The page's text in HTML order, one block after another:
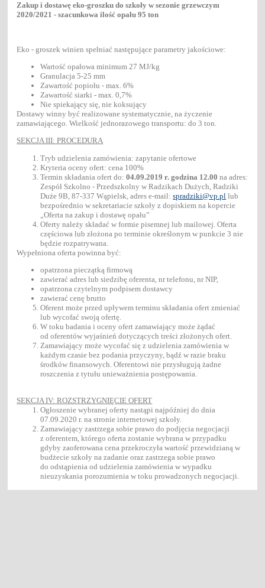
Zakup i dostawę eko-groszku do szkoły w sezonie grzewczym
2020/2021 - szacunkowa ilość opału 95 ton
Eko - groszek winien spełniać następujące parametry jakościowe:
Wartość opałowa minimum 27 MJ/kg
Granulacja 5-25 mm
Zawartość popiołu - max. 6%
Zawartość siarki - max. 0,7%
Nie spiekający się, nie koksujący
Dostawy winny być realizowane systematycznie, na życzenie
zamawiającego. Wielkość jednorazowego transportu: do 3 ton.
SEKCJA III: PROCEDURA
Tryb udzielenia zamówienia: zapytanie ofertowe
Kryteria oceny ofert: cena 100%
Termin składania ofert do:04.09.2019 r. godzina 12.00 na adres:
Zespół Szkolno - Przedszkolny w Radzikach Dużych, Radziki
Duże 9B, 87-337 Wąpielsk, adres e-mail:spradziki@vp.pl lub
bezpośrednio w sekretariacie szkoły z dopiskiem na kopercie
„Oferta na zakup i dostawę opału”
Oferty należy składać w formie pisemnej lub mailowej. Oferta
częściowa lub złożona po terminie określonym w punkcie 3 nie
będzie rozpatrywana.
Wypełniona oferta powinna być:
opatrzona pieczątką firmową
zawierać adres lub siedzibę oferenta, nr telefonu, nr NIP,
opatrzona czytelnym podpisem dostawcy
zawierać cenę brutto
Oferent może przed upływem terminu składania ofert zmieniać
lub wycofać swoją ofertę.
W toku badania i oceny ofert zamawiający może żądać
od oferentów wyjaśnień dotyczących treści złożonych ofert.
Zamawiający może wycofać się z udzielenia zamówienia w
każdym czasie bez podania przyczyny, bądź w razie braku
środków finansowych. Oferentowi nie przysługują żadne
roszczenia z tytułu unieważnienia postępowania.
SEKCJA IV: ROZSTRZYGNIĘCIE OFERT
Ogłoszenie wybranej oferty nastąpi najpóźniej do dnia
07.09.2020 r. na stronie internetowej szkoły.
Zamawiający zastrzega sobie prawo do podjęcia negocjacji
z oferentem, którego oferta zostanie wybrana w przypadku
gdyby zaoferowana cena przekroczyła wartość przewidzianą w
budżecie szkoły na zadanie oraz zastrzega sobie prawo
do odstąpienia od udzielenia zamówienia w wypadku
nieuzyskania porozumienia w toku prowadzonych negocjacji.